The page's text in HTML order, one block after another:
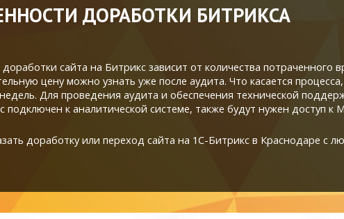
ДОРАБОТКИ БИТРИКСА
сайта на Битрикс зависит от количества потраченного
цену можно узнать уже после аудита. Что касается
Для проведения аудита и обеспечения технической
подключен к аналитической системе, также будут нужен доступ
доработку или переход сайта на 1С-Битрикс в Краснодаре с